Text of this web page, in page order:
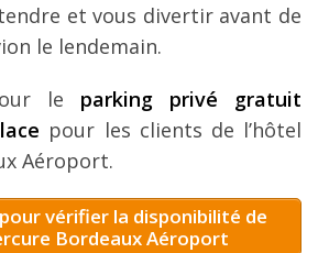
et vous divertir avant de
le lendemain.
le parking privé gratuit
pour les clients de l’hôtel
Aéroport.
vérifier la disponibilité de
Bordeaux Aéroport